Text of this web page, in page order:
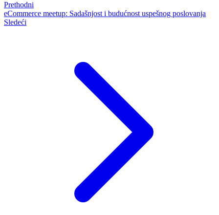
Prethodni
eCommerce meetup: Sadašnjost i budućnost uspešnog poslovanja
Sledeći